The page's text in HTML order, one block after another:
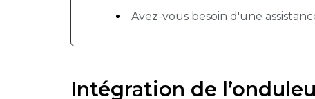
Avez-vous besoin d'une
Intégration de